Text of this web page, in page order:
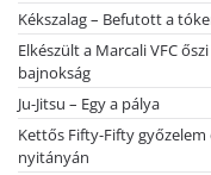
Kékszalag – Befutott a
Elkészült a Marcali VFC
bajnokság
Ju-Jitsu – Egy a pálya
Kettős Fifty-Fifty győzelem
nyitányán